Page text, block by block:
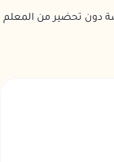
دون تحضير من المعلم